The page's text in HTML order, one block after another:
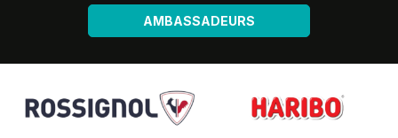
AMBASSADEURS